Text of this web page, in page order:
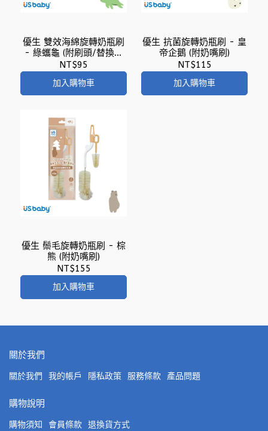
優生 雙效海綿旋轉奶瓶刷
- 綠蠵龜 (附刷頭/替換刷
頭)
NT$95
加入購物車
優生 抗菌旋轉奶瓶刷 - 皇
帝企鵝 (附奶嘴刷)
NT$115
加入購物車
優生 鬃毛旋轉奶瓶刷 - 棕
熊 (附奶嘴刷)
NT$155
加入購物車
關於我們
關於我們 我的帳戶 隱私政策 服務條款 產品問題
購物說明
購物須知 會員條款 退換貨方式